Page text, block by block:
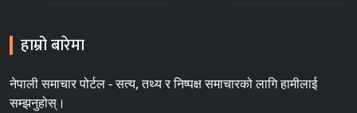
हाम्रो बारेमा
नेपाली समाचार पोर्टल - सत्य, तथ्य र निष्पक्ष समाचारको लागि हामीलाई
सम्झनुहोस्।